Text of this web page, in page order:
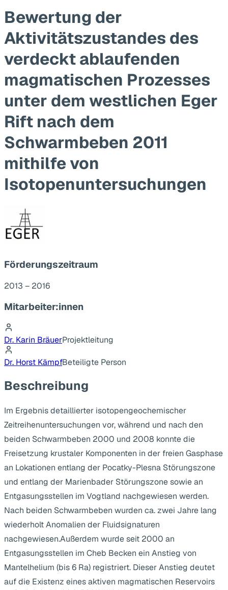
Bewertung der
Aktivitätszustandes des
verdeckt ablaufenden
magmatischen Prozesses
unter dem westlichen Eger
Rift nach dem
Schwarmbeben 2011
mithilfe von
Isotopenuntersuchungen
Förderungszeitraum
2013 – 2016
Mitarbeiter:innen
Dr. Karin BräuerProjektleitung
Dr. Horst KämpfBeteiligte Person
Beschreibung
Im Ergebnis detaillierter isotopengeochemischer
Zeitreihenuntersuchungen vor, während und nach den
beiden Schwarmbeben 2000 und 2008 konnte die
Freisetzung krustaler Komponenten in der freien Gasphase
an Lokationen entlang der Pocatky-Plesna Störungszone
und entlang der Marienbader Störungszone sowie an
Entgasungsstellen im Vogtland nachgewiesen werden.
Nach beiden Schwarmbeben wurden ca. zwei Jahre lang
wiederholt Anomalien der Fluidsignaturen
nachgewiesen.Außerdem wurde seit 2000 an
Entgasungsstellen im Cheb Becken ein Anstieg von
Mantelhelium (bis 6 Ra) registriert. Dieser Anstieg deutet
auf die Existenz eines aktiven magmatischen Reservoirs